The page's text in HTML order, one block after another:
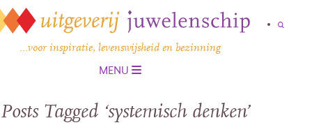
…voor inspiratie, levenswijsheid en bezinning
MENU
Posts Tagged ‘systemisch denken’